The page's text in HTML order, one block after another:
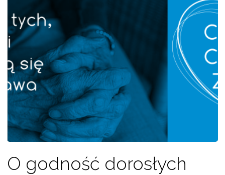
O godność dorosłych